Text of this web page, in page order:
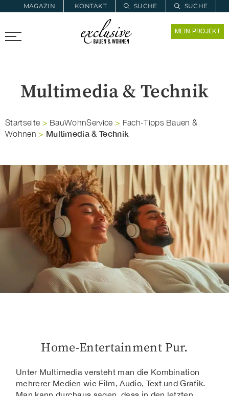
MAGAZIN KONTAKT SUCHE
SUCHE
PROARCHITEC PROINSTALL MEIN PROJEKT
Multimedia & Technik
Startseite > BauWohnService > Fach-Tipps Bauen &
Wohnen > Multimedia & Technik
Home-Entertainment Pur.
Unter Multimedia versteht man die Kombination
mehrerer Medien wie Film, Audio, Text und Grafik.